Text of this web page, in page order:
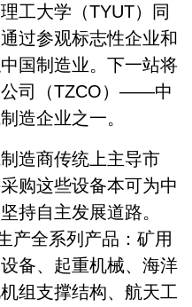
工大学（TYUT）同
过参观标志性企业和
国制造业。下一站将
公司（TZCO）——中
造企业之一。
造商传统上主导市
购这些设备本可为中
持自主发展道路。
产全系列产品：矿用
备、起重机械、海洋
组支撑结构、航天工